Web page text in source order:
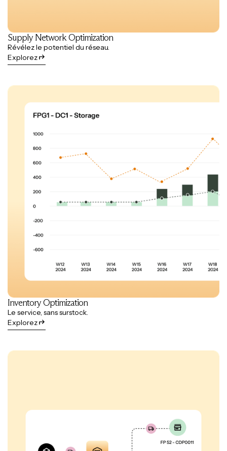
Supply Network Optimization
Révélez le potentiel du réseau.
Explorez
Inventory Optimization
Le service, sans surstock.
Explorez